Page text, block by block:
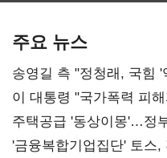
주요 뉴스
송영길 측 "정청래, 국힘
총선 지휘 못해"
이 대통령 "국가폭력 피
진실 밝혀야"
주택공급 '동상이몽'…정
'금융복합기업집단' 토스